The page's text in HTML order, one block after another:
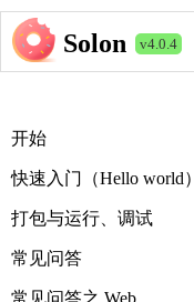
Solon v4.0.4
开始
快速入门（Hello world）
打包与运行、调试
常见问答
常见问答之 Web